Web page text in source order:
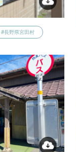
#長野県宮田村